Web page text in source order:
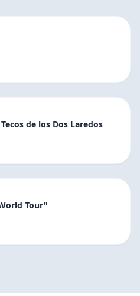
de los Dos Laredos
Tour"